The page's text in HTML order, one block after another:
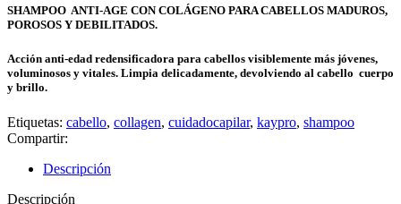
SHAMPOO ANTI-AGE CON COLÁGENO PARA CABELLOS MADUROS,
POROSOS Y DEBILITADOS.
Acción anti-edad redensificadora para cabellos visiblemente más jóvenes,
voluminosos y vitales. Limpia delicadamente, devolviendo al cabello cuerpo
y brillo.
Etiquetas: cabello, collagen, cuidadocapilar, kaypro, shampoo
Compartir:
Descripción
Descripción